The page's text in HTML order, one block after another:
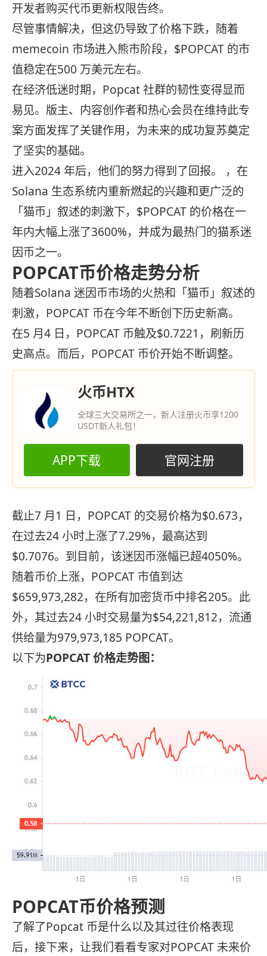
开发者购买代币更新权限告终。
尽管事情解决，但这仍导致了价格下跌，随着
memecoin 市场进入熊市阶段，$POPCAT 的市
值稳定在500 万美元左右。
在经济低迷时期，Popcat 社群的韧性变得显而
易见。版主、内容创作者和热心会员在维持此专
案方面发挥了关键作用，为未来的成功复苏奠定
了坚实的基础。
进入2024 年后，他们的努力得到了回报。 ，在
Solana 生态系统内重新燃起的兴趣和更广泛的
「猫币」叙述的刺激下，$POPCAT 的价格在一
年内大幅上涨了3600%，并成为最热门的猫系迷
因币之一。
POPCAT币价格走势分析
随着Solana 迷因币市场的火热和「猫币」叙述的
刺激，POPCAT 币在今年不断创下历史新高。
在5 月4 日，POPCAT 币触及$0.7221，刷新历
史高点。而后，POPCAT 币价开始不断调整。
火币HTX
全球三大交易所之一，新人注册火币享1200
USDT新人礼包！
APP下载 官网注册
截止7 月1 日，POPCAT 的交易价格为$0.673，
在过去24 小时上涨了7.29%，最高达到
$0.7076。到目前，该迷因币涨幅已超4050%。
随着币价上涨，POPCAT 市值到达
$659,973,282，在所有加密货币中排名205。此
外，其过去24 小时交易量为$54,221,812，流通
供给量为979,973,185 POPCAT。
以下为POPCAT 价格走势图：
POPCAT币价格预测
了解了Popcat 币是什么以及其过往价格表现
后，接下来，让我们看看专家对POPCAT 未来价